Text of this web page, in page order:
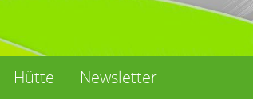
Hütte Newsletter